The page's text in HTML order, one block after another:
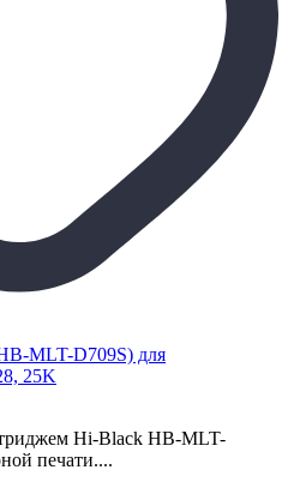
Hi-Black HB-MLT-
печати....